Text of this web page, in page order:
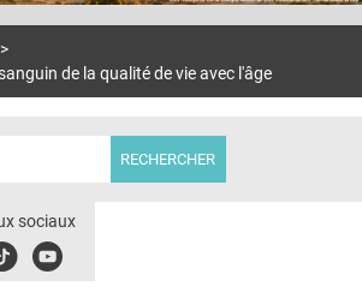
SOIN À DOMICILE
>
de la qualité de vie avec l'âge
sociaux
Youbute